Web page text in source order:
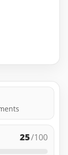
25/100